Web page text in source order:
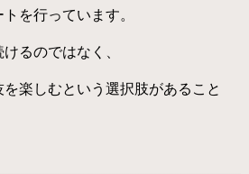
を行っています。
るのではなく、
楽しむという選択肢があること